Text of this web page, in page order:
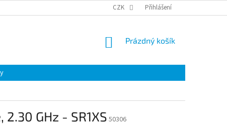
CZK Přihlášení
NÁKUPNÍ
Prázdný košík
GHz - SR1XS 50306